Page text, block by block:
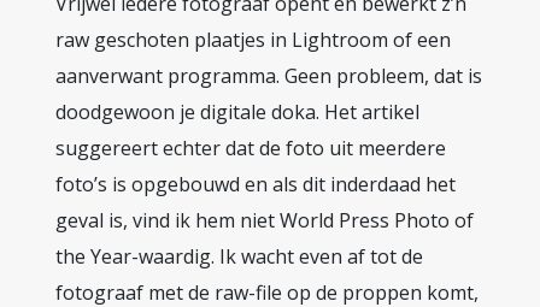
raw geschoten plaatjes in Lightroom of een
aanverwant programma. Geen probleem, dat is
doodgewoon je digitale doka. Het artikel
suggereert echter dat de foto uit meerdere
foto’s is opgebouwd en als dit inderdaad het
geval is, vind ik hem niet World Press Photo of
the Year-waardig. Ik wacht even af tot de
fotograaf met de raw-file op de proppen komt,